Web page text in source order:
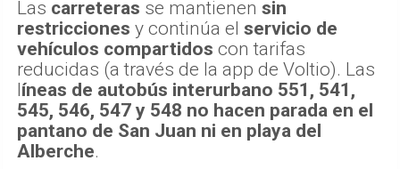
Las carreteras se mantienen sin
restricciones y continúa el servicio de
vehículos compartidos con tarifas
reducidas (a través de la app de Voltio). Las
líneas de autobús interurbano 551, 541,
545, 546, 547 y 548 no hacen parada en el
pantano de San Juan ni en playa del
Alberche.